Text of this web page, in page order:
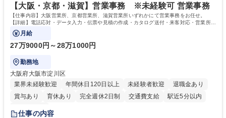
を込めてコミュニケーションをとりながら広報関連業務を行っておりま
す。 学歴・資格 学歴：大学院 大学 高専 短大 専修学校 高校 語学力： 資
格：
【大阪・京都・滋賀】営業事務 ※未経験可 営業事務
【仕事内容】大阪営業所、京都営業所、滋賀営業所いずれかにて営業事務をお任せ。
【詳細】電話応対・データ入力・伝票や見積の作成・カタログ送付・来客対応・営業所内
で発生する事務業務や業務改善をお任せ。
月給
27万9000円～28万1000円
勤務地
大阪府大阪市淀川区
業界未経験歓迎
年間休日120日以上 未経験者歓迎
退職金あり
賞与あり
育休あり 完全週休2日制 交通費支給
駅近5分以内
土日祝休み
仕事の内容